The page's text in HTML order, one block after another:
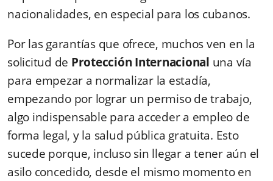
nacionalidades, en especial para los cubanos.
Por las garantías que ofrece, muchos ven en la
solicitud de Protección Internacional una vía
para empezar a normalizar la estadía,
empezando por lograr un permiso de trabajo,
algo indispensable para acceder a empleo de
forma legal, y la salud pública gratuita. Esto
sucede porque, incluso sin llegar a tener aún el
asilo concedido, desde el mismo momento en